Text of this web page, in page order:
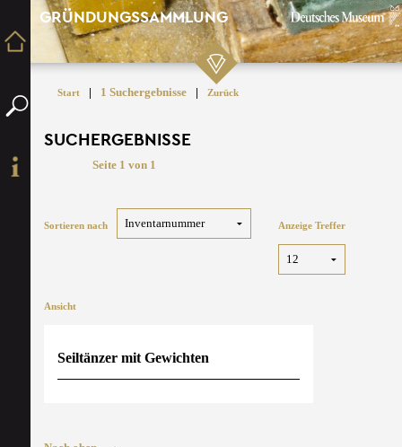
GRÜNDUNGSSAMMLUNG
Start | 1 Suchergebnisse | Zurück
SUCHERGEBNISSE
Seite 1 von 1
Sortieren nach Anzeige Treffer
Ansicht
Seiltänzer mit Gewichten